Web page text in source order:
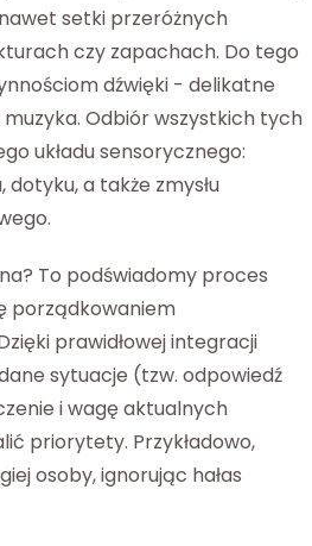
setki przeróżnych
czy zapachach. Do tego
dźwięki - delikatne
Odbiór wszystkich tych
układu sensorycznego:
dotyku, a także zmysłu
To podświadomy proces
porządkowaniem
prawidłowej integracji
sytuacje (tzw. odpowiedź
i wagę aktualnych
priorytety. Przykładowo,
osoby, ignorując hałas